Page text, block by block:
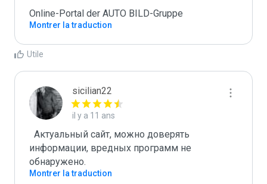
Online-Portal der AUTO BILD-Gruppe
Montrer la traduction
Utile
sicilian22
il y a 11 ans
информации, вредных программ не
Montrer la traduction